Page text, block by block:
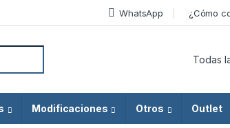
WhatsApp ¿Cómo
Modificaciones Otros Outlet